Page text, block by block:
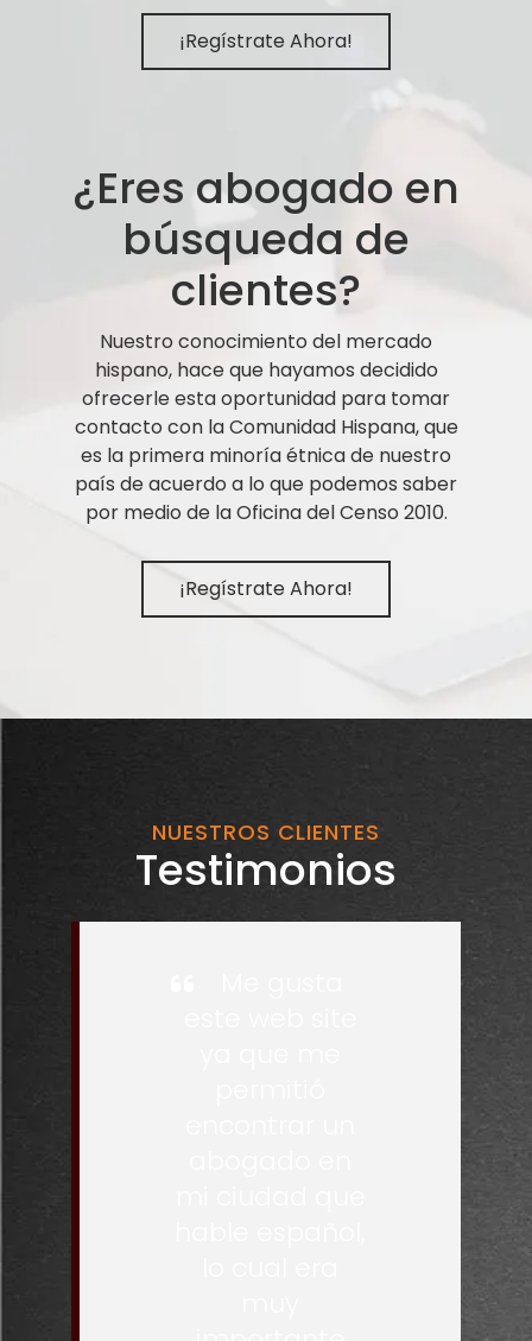
¡Regístrate Ahora!
¿Eres abogado en
búsqueda de
clientes?
Nuestro conocimiento del mercado
hispano, hace que hayamos decidido
ofrecerle esta oportunidad para tomar
contacto con la Comunidad Hispana, que
es la primera minoría étnica de nuestro
país de acuerdo a lo que podemos saber
por medio de la Oficina del Censo 2010.
¡Regístrate Ahora!
NUESTROS CLIENTES
Testimonios